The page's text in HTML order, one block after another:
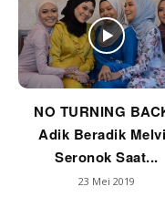
NO TURNING
Adik Beradik
Seronok Saat...
23 Mei 2019